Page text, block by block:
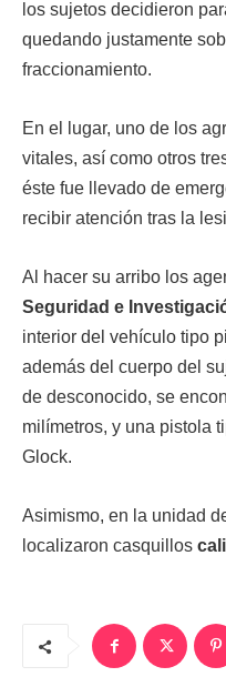
los sujetos decidieron
quedando justamente
fraccionamiento.
En el lugar, uno de los
vitales, así como otros
éste fue llevado de
recibir atención tras la
Al hacer su arribo los
Seguridad e
interior del vehículo tipo
además del cuerpo del
de desconocido, se
milímetros, y una pistola
Glock.
Asimismo, en la unidad
localizaron casquillos